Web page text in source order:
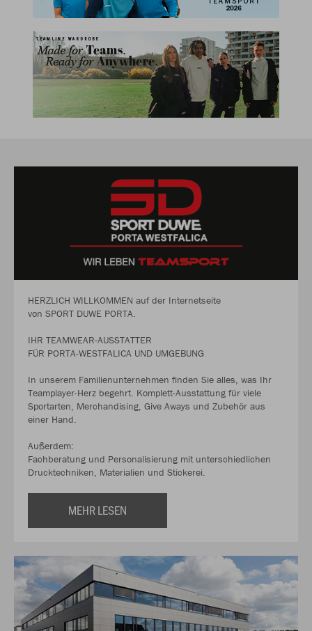
HERZLICH WILLKOMMEN auf der Internetseite
von SPORT DUWE PORTA.
IHR TEAMWEAR-AUSSTATTER
FÜR PORTA-WESTFALICA UND UMGEBUNG
In unserem Familienunternehmen finden Sie alles, was Ihr
Teamplayer-Herz begehrt. Komplett-Ausstattung für viele
Sportarten, Merchandising, Give Aways und Zubehör aus
einer Hand.
Außerdem:
Fachberatung und Personalisierung mit unterschiedlichen
Drucktechniken, Materialien und Stickerei.
MEHR LESEN